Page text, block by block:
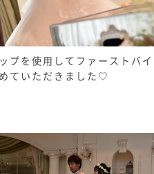
プを使用してファーストバイ
ていただきました♡